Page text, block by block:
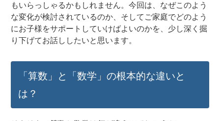
もいらっしゃるかもしれません。今回は、なぜこのよう
な変化が検討されているのか、そしてご家庭でどのよう
にお子様をサポートしていけばよいのかを、少し深く掘
り下げてお話ししたいと思います。
「算数」と「数学」の根本的な違いと
は？